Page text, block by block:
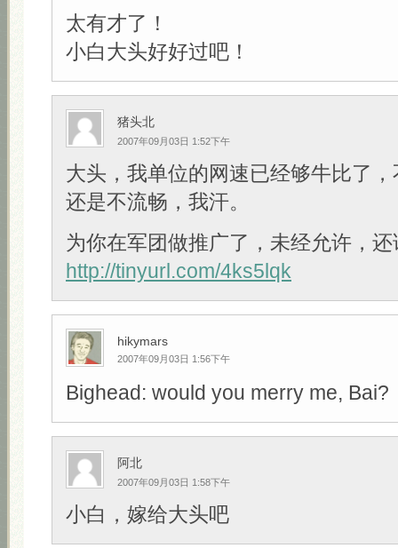
太有才了！
小白大头好好过吧！
猪头北
2007年09月03日 1:52下午
大头，我单位的网速已经够牛比了
还是不流畅，我汗。
为你在军团做推广了，未经允许，
http://tinyurl.com/4ks5lqk
hikymars
2007年09月03日 1:56下午
Bighead: would you merry me, Bai?
阿北
2007年09月03日 1:58下午
小白，嫁给大头吧